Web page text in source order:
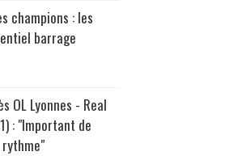
champions : les
barrage
OL Lyonnes - Real
: "Important de